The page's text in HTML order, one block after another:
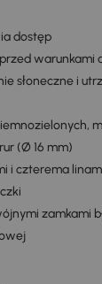
dostęp
warunkami
słoneczne i
(Ø 16 mm)
i czterema
zamkami